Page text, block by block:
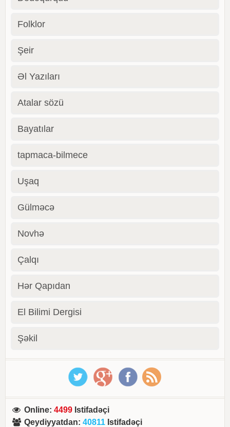
Folklor
Şeir
Əl Yazıları
Atalar sözü
Bayatılar
tapmaca-bilmece
Uşaq
Gülməcə
Novhə
Çalqı
Hər Qapıdan
El Bilimi Dergisi
Şəkil
Online:4499 Istifadəçi
Qeydiyyatdan:40811 Istifadəçi